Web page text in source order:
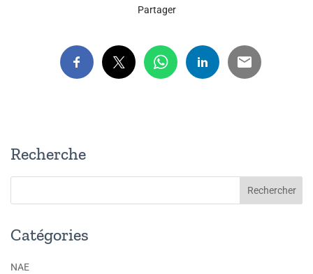
Partager
Recherche
Catégories
NAE